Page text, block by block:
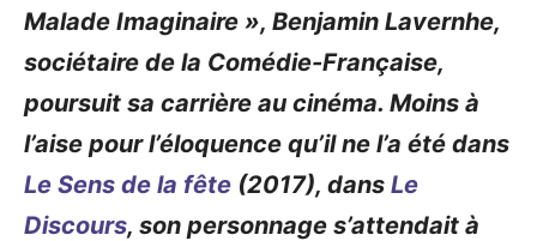
Malade Imaginaire », Benjamin Lavernhe,
sociétaire de la Comédie-Française,
poursuit sa carrière au cinéma. Moins à
l’aise pour l’éloquence qu’il ne l’a été dans
Le Sens de la fête (2017), dans Le
Discours, son personnage s’attendait à